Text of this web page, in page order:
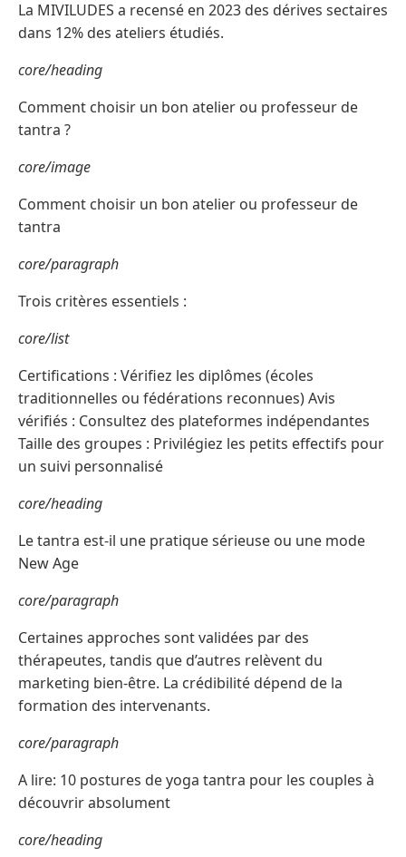
La MIVILUDES a recensé en 2023 des dérives sectaires
dans 12% des ateliers étudiés.
core/heading
Comment choisir un bon atelier ou professeur de
tantra ?
core/image
Comment choisir un bon atelier ou professeur de
tantra
core/paragraph
Trois critères essentiels :
core/list
Certifications : Vérifiez les diplômes (écoles
traditionnelles ou fédérations reconnues) Avis
vérifiés : Consultez des plateformes indépendantes
Taille des groupes : Privilégiez les petits effectifs pour
un suivi personnalisé
core/heading
Le tantra est-il une pratique sérieuse ou une mode
New Age
core/paragraph
Certaines approches sont validées par des
thérapeutes, tandis que d’autres relèvent du
marketing bien-être. La crédibilité dépend de la
formation des intervenants.
core/paragraph
A lire: 10 postures de yoga tantra pour les couples à
découvrir absolument
core/heading